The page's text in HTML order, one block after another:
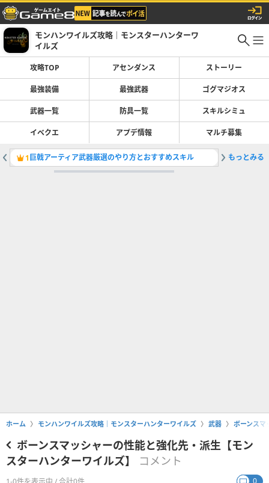
モンハンワイルズ攻略｜モンスターハンターワ
イルズ
攻略TOP アセンダンス ストーリー
最強装備 最強武器 ゴグマジオス
武器一覧 防具一覧 スキルシミュ
イベクエ アプデ情報 マルチ募集
1巨戟アーティア武器厳選のやり方とおすすめスキル 2ライト
もっとみる
ホーム モンハンワイルズ攻略｜モンスターハンターワイルズ 武器 ボーンスマ
ボーンスマッシャーの性能と強化先・派生【モン
スターハンターワイルズ】
コメント